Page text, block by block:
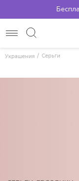
По
Украшения Серьги